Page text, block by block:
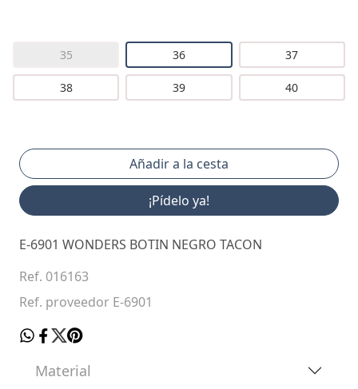
35 36 37
38 39 40
¡Pídelo ya!
E-6901 WONDERS BOTIN NEGRO TACON
Ref. 016163
Ref. proveedor E-6901
Material